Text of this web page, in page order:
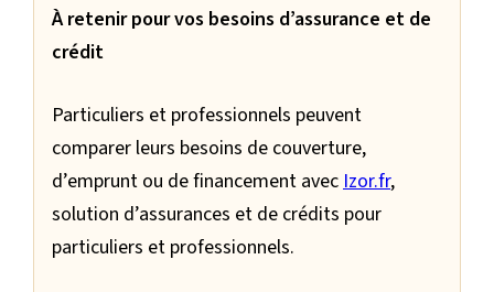
À retenir pour vos besoins d’assurance et de
crédit
Particuliers et professionnels peuvent
comparer leurs besoins de couverture,
d’emprunt ou de financement avecIzor.fr,
solution d’assurances et de crédits pour
particuliers et professionnels.